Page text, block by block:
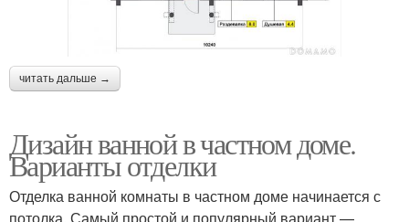
читать дальше →
Дизайн ванной в частном доме.
Варианты отделки
Отделка ванной комнаты в частном доме начинается с